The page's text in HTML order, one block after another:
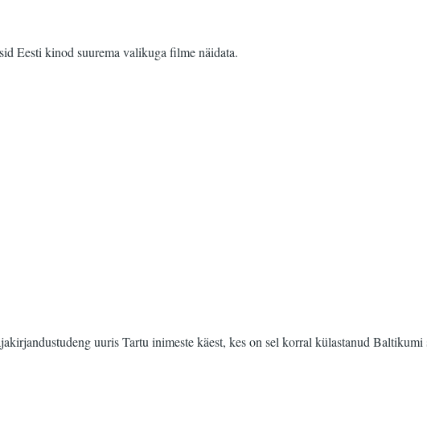
Eesti kinod suurema valikuga filme näidata.
uuris Tartu inimeste käest, kes on sel korral külastanud